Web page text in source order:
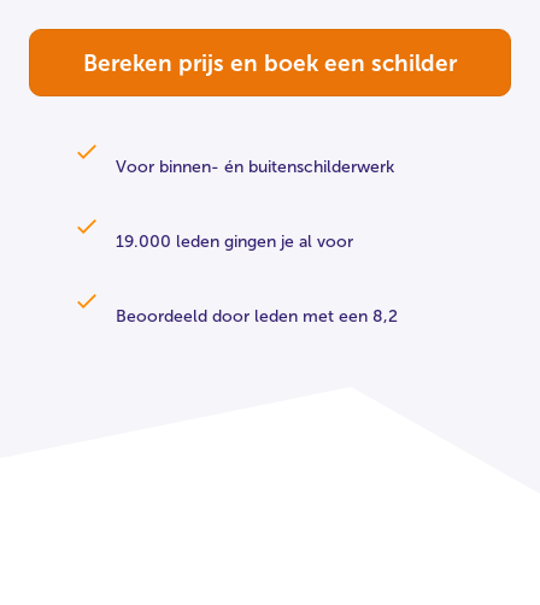
Bereken prijs en boek een schilder
Voor binnen- én buitenschilderwerk
19.000 leden gingen je al voor
Beoordeeld door leden met een 8,2